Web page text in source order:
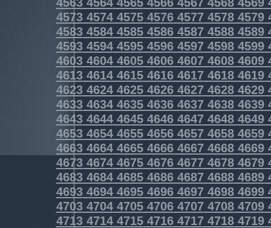
4573457445754576457745784579
4583458445854586458745884589
4593459445954596459745984599
4603460446054606460746084609
4613461446154616461746184619
4623462446254626462746284629
4633463446354636463746384639
4643464446454646464746484649
4653465446554656465746584659
4663466446654666466746684669
4673467446754676467746784679
4683468446854686468746884689
4693469446954696469746984699
4703470447054706470747084709
4713471447154716471747184719